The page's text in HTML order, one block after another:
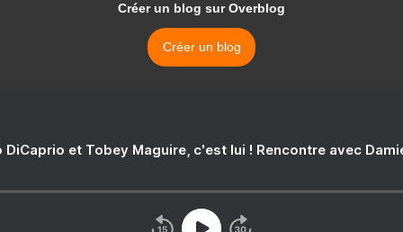
Créer un blog sur Overblog
Créer un blog
DiCaprio et Tobey Maguire, c'est lui ! Rencontre avec